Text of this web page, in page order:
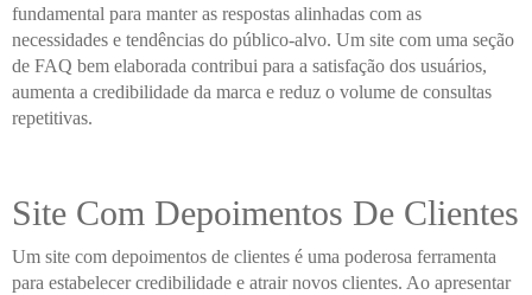
fundamental para manter as respostas alinhadas com as
necessidades e tendências do público-alvo. Um site com uma seção
de FAQ bem elaborada contribui para a satisfação dos usuários,
aumenta a credibilidade da marca e reduz o volume de consultas
repetitivas.
Site Com Depoimentos De Clientes
Um site com depoimentos de clientes é uma poderosa ferramenta
para estabelecer credibilidade e atrair novos clientes. Ao apresentar